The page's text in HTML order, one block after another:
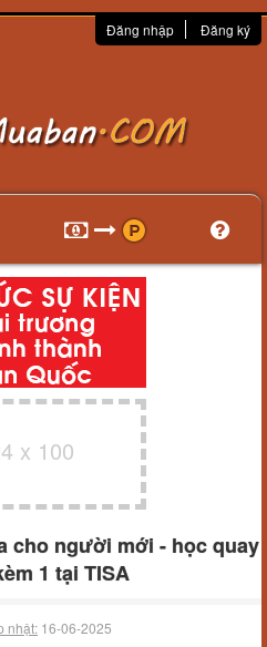
Đăng nhập Đăng ký
x 100
cho người mới - học quay
1 tại TISA
nhật: 16-06-2025